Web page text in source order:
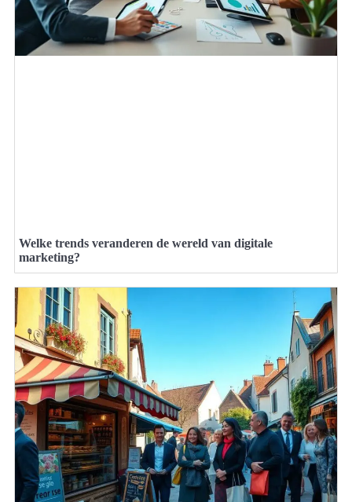
Welke trends veranderen de wereld van digitale
marketing?